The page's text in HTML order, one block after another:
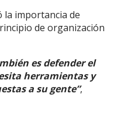
la importancia de
de organización
es defender el
herramientas y
a su gente”,